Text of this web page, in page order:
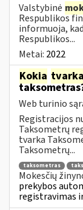
Valstybinė
Respublikos
informuoja,
Respublikos...
Metai: 2022
Kokia tvarka
Web turinio
Registracijos
Taksometrų
tvarka
Taksometrų...
taksometras
Mokesčių
prekybos
registravimas